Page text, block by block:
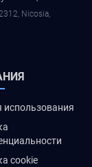
Nicosia,
использования
cookie